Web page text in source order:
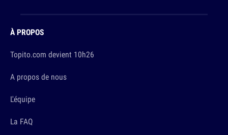
À PROPOS
Topito.com devient 10h26
A propos de nous
L'équipe
La FAQ